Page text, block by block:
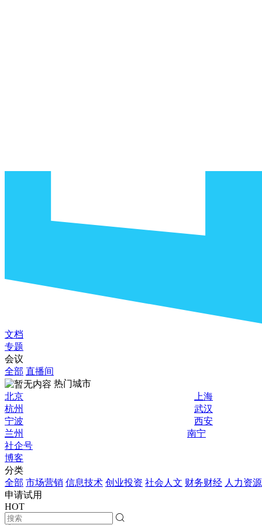
文档
专题
会议
全部 直播间
热门城市
北京
上海
杭州
武汉
宁波
西安
兰州
南宁
社企号
博客
分类
全部 市场营销 信息技术 创业投资 社会人文 财务财经 人力资源
申请试用
HOT